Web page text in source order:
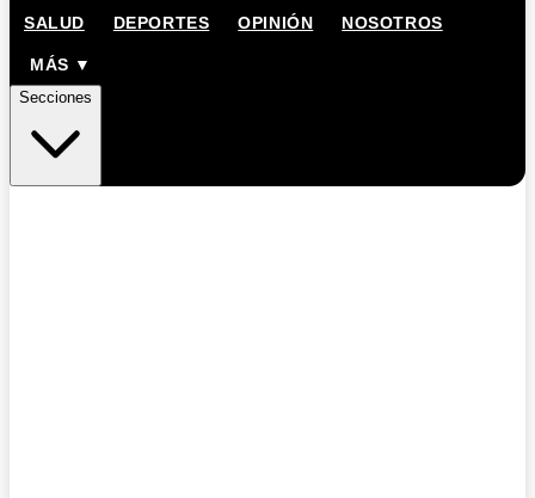
SALUD DEPORTES OPINIÓN NOSOTROS
MÁS ▼
Secciones